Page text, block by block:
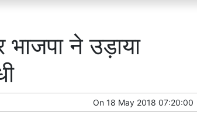
ने उड़ाया
On 18 May 2018 07:20:00